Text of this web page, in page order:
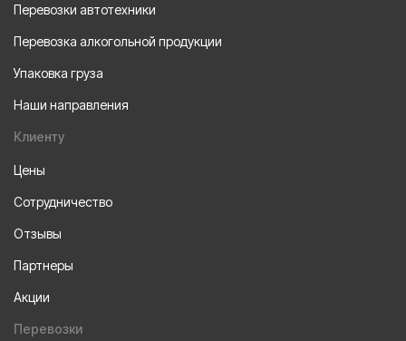
Перевозки автотехники
Перевозка алкогольной продукции
Упаковка груза
Наши направления
Клиенту
Цены
Сотрудничество
Отзывы
Партнеры
Акции
Перевозки